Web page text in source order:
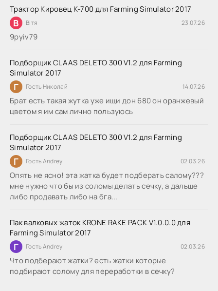
Трактор Кировец К-700 для Farming Simulator 2017
В Вітя 23.07.26
9руіv79
Подборщик CLAAS DELETO 300 V1.2 для Farming
Simulator 2017
Г Гость Николай 14.07.26
Брат есть такая жутка уже ищи дон 680 он оранжевый
цветом я им сам лично пользуюсь
Подборщик CLAAS DELETO 300 V1.2 для Farming
Simulator 2017
Г Гость Andrey 02.03.26
Опять не ясно! эта жатка будет подберать салому???
мне нужно что бы из соломы делать сечку, а дальше
либо продавать либо на бга...
Пак валковых жаток KRONE RAKE PACK V1.0.0.0 для
Farming Simulator 2017
Г Гость Andrey 02.03.26
Что подберают жатки? есть жатки которые
подбирают солому для переработки в сечку?